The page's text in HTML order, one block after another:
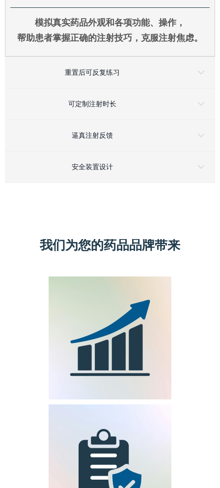
模拟真实药品外观和各项功能、操作，
帮助患者掌握正确的注射技巧，克服注射焦虑。
重置后可反复练习
可定制注射时长
逼真注射反馈
安全装置设计
我们为您的药品品牌带来